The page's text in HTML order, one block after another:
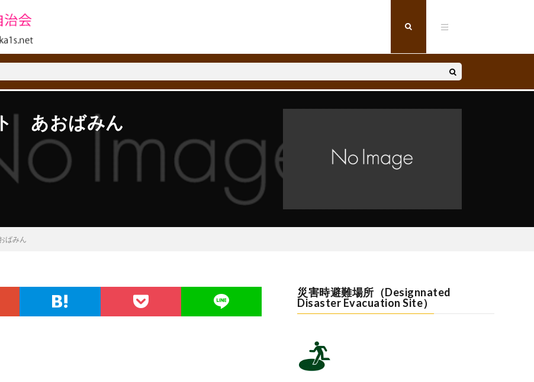
あおばみん
ばみん
災害時避難場所（Designnated
Disaster Evacuation Site）